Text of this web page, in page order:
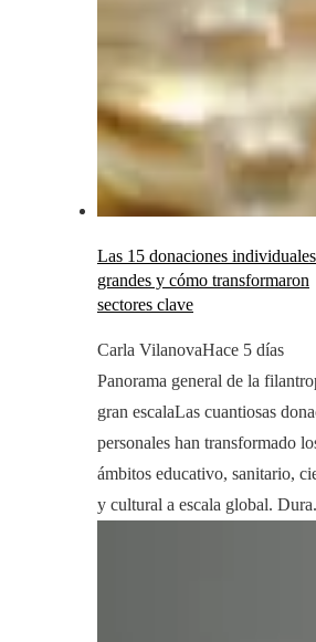
Las 15 donaciones
grandes y cómo transformaron
sectores clave
Carla VilanovaHace 5 días
Panorama general de la
gran escalaLas cuantiosas
personales han transformado
ámbitos educativo, sanitario,
y cultural a escala global.